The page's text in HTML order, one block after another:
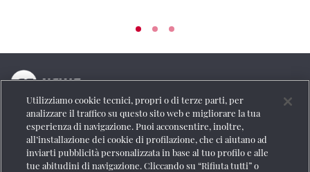
La testata online del Gruppo FS Italiane
Social
Utilizziamo cookie tecnici, propri o di terze parti, per
analizzare il traffico su questo sito web e migliorare la tua
esperienza di navigazione. Puoi acconsentire, inoltre,
all’installazione dei cookie di profilazione, che ci aiutano ad
inviarti pubblicità personalizzata in base al tuo profilo e alle
tue abitudini di navigazione. Cliccando su “Rifiuta tutti” o